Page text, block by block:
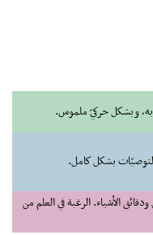
به، وبشكل حركيّ ملموس.
بشكل كامل.
الأشياء. الرغبة في العلم من